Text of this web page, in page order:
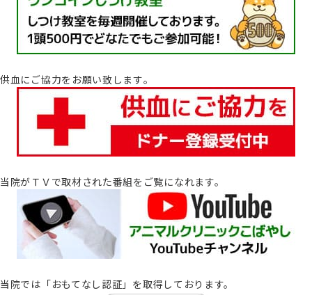
供血にご協力をお願い致します｡
当院がＴＶで取材された番組をご覧になれます。
当院では「おもてなし認証」を取得しております。